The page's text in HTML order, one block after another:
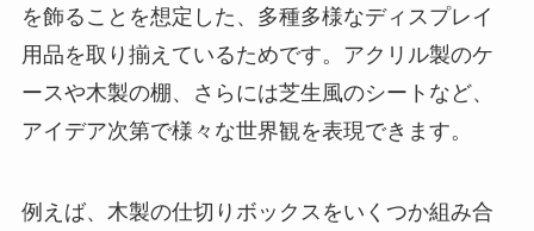
を飾ることを想定した、多種多様なディスプレイ
用品を取り揃えているためです。アクリル製のケ
ースや木製の棚、さらには芝生風のシートなど、
アイデア次第で様々な世界観を表現できます。
例えば、木製の仕切りボックスをいくつか組み合